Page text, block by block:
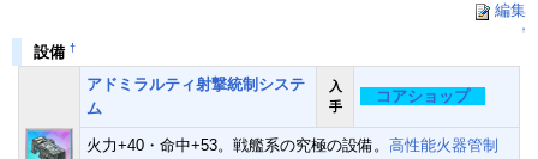
編集
↑
設備 †
アドミラルティ射撃統制システ
ム
入
手
コアショップ
火力+40・命中+53。戦艦系の究極の設備。 高性能火器管制